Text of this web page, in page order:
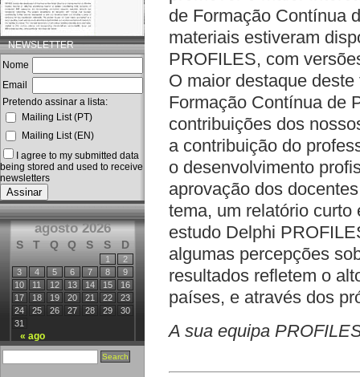
de Formação Contínua
materiais estiveram
PROFILES, com
O maior destaque
Formação Contínua de
contribuições dos
a contribuição do
o desenvolvimento
aprovação dos
tema, um relatório
estudo Delphi
algumas percepções
resultados refletem o
países, e através dos
A sua equipa
NEWSLETTER
Nome
Email
Pretendo assinar a lista:
Mailing List (PT)
Mailing List (EN)
I agree to my submitted data
being stored and used to receive
newsletters
agosto 2026
S T Q Q S S D
« ago
1
2
3
4 5 6 7 8
9
10
11 12 13 14 15
16
17
18 19 20 21 22
23
24
25 26 27 28 29
30
31